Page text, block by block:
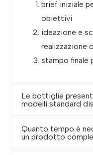
brief iniziale
obiettivi
ideazione e
realizzazione
stampo finale
Le bottiglie
modelli standard
Quanto tempo è
un prodotto